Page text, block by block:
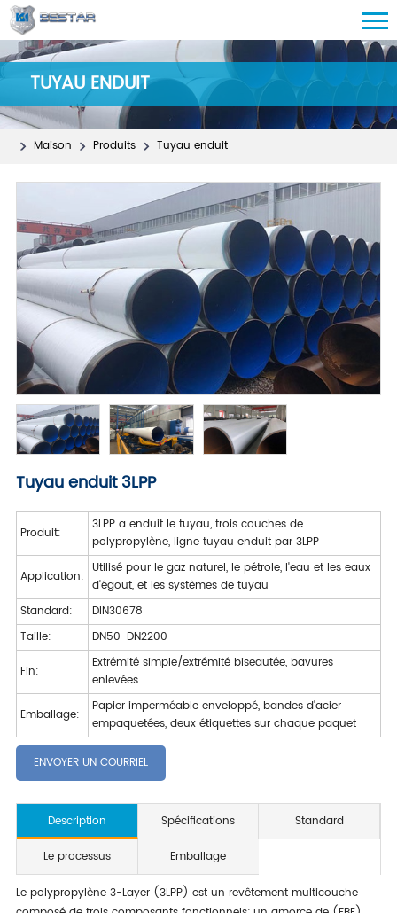
TUYAU ENDUIT
Maison Produits Tuyau enduit
Tuyau enduit 3LPP
Produit:
3LPP a enduit le tuyau, trois couches de
polypropylène, ligne tuyau enduit par 3LPP
Application:
Utilisé pour le gaz naturel, le pétrole, l'eau et les eaux
d'égout, et les systèmes de tuyau
Standard:
DIN30678
Taille:
DN50-DN2200
Fin:
Extrémité simple/extrémité biseautée, bavures
enlevées
Emballage:
Papier imperméable enveloppé, bandes d'acier
empaquetées, deux étiquettes sur chaque paquet
ENVOYER UN COURRIEL
Description Spécifications Standard
Le processus Emballage
Le polypropylène 3-Layer (3LPP) est un revêtement multicouche